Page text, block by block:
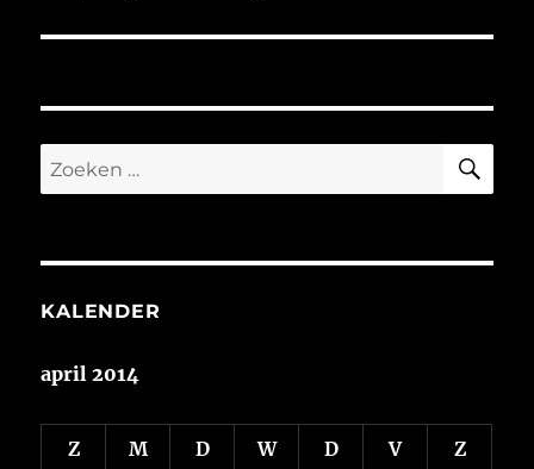
Zoeken
naar:
KALENDER
april 2014
Z M D W D V Z